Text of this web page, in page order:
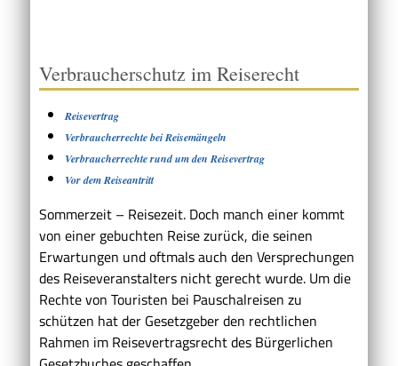
Verbraucherschutz im Reiserecht
Reisevertrag
Verbraucherrechte bei Reisemängeln
Verbraucherrechte rund um den Reisevertrag
Vor dem Reiseantritt
Sommerzeit – Reisezeit. Doch manch einer kommt
von einer gebuchten Reise zurück, die seinen
Erwartungen und oftmals auch den Versprechungen
des Reiseveranstalters nicht gerecht wurde. Um die
Rechte von Touristen bei Pauschalreisen zu
schützen hat der Gesetzgeber den rechtlichen
Rahmen im Reisevertragsrecht des Bürgerlichen